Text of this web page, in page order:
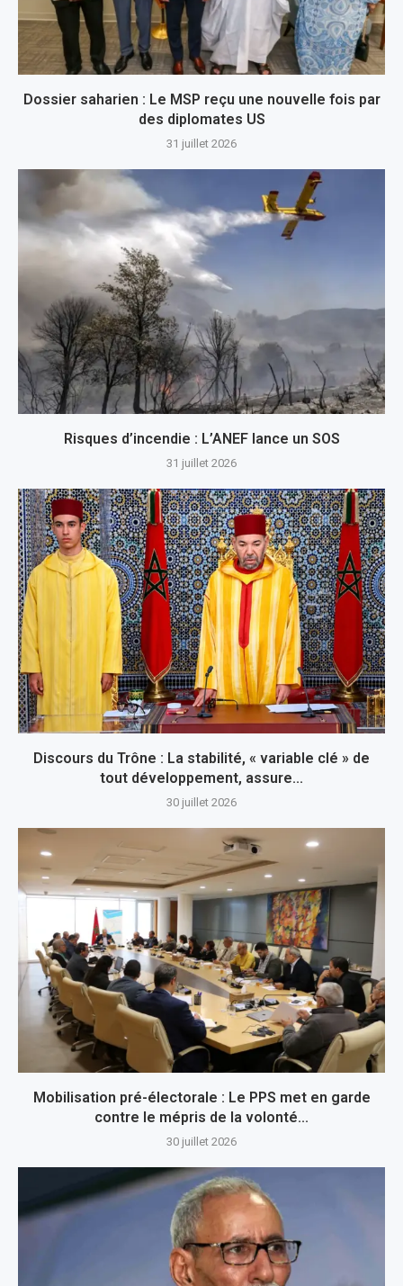
Dossier saharien : Le MSP reçu une nouvelle fois par
des diplomates US
31 juillet 2026
Risques d’incendie : L’ANEF lance un SOS
31 juillet 2026
Discours du Trône : La stabilité, « variable clé » de
tout développement, assure...
30 juillet 2026
Mobilisation pré-électorale : Le PPS met en garde
contre le mépris de la volonté...
30 juillet 2026